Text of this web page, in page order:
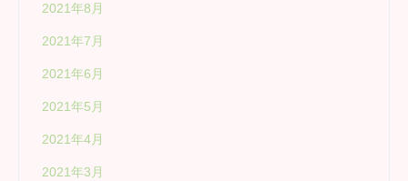
2021年8月
2021年7月
2021年6月
2021年5月
2021年4月
2021年3月